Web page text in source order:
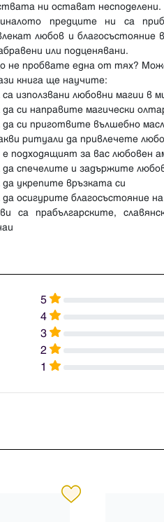
ни остават несподелени.
предците ни са
любов и
или подценявани.
не пробвате една от тях?
книга ще научите:
са използвани любовни магии в
да си направите магически
да си приготвите вълшебно
ритуали да привлечете
е подходящият за вас любовен
да спечелите и задържите
да укрепите връзката си
да осигурите благосъстояние
са прабългарските,
5
4
3
2
1